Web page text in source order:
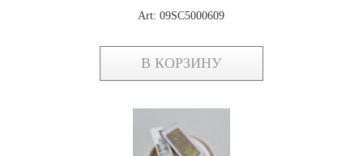
Art: 09SC5000609
В КОРЗИНУ